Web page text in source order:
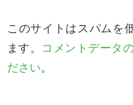
このサイトはスパムを
ます。 コメントデータ
ださい。